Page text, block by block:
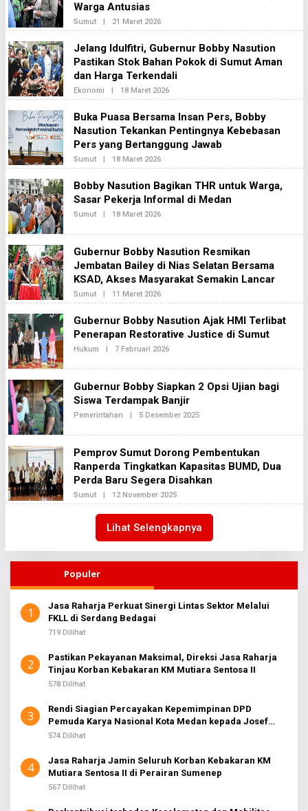
A
K
I
2
Warga Antusias
Sumut | 21 Maret 2026O
L
H
R
E
D
A
K
I
2
Jelang Idulfitri, Gubernur Bobby Nasution
Pastikan Stok Bahan Pokok di Sumut Aman
dan Harga Terkendali
Ekonomi | 18 Maret 2026O
L
H
R
D
K
I
2
Buka Puasa Bersama Insan Pers, Bobby
Nasution Tekankan Pentingnya Kebebasan
Pers yang Bertanggung Jawab
Sumut | 18 Maret 2026O
L
H
R
D
K
S
I
2
Bobby Nasution Bagikan THR untuk Warga,
Sasar Pekerja Informal di Medan
Sumut | 18 Maret 2026O
E
R
E
D
A
S
2
Gubernur Bobby Nasution Resmikan
Jembatan Bailey di Nias Selatan Bersama
KSAD, Akses Masyarakat Semakin Lancar
Sumut | 11 Maret 2026O
L
H
R
D
K
S
I
2
Gubernur Bobby Nasution Ajak HMI Terlibat
Penerapan Restorative Justice di Sumut
Hukum | 7 Februari 2026O
E
R
E
D
A
S
2
Gubernur Bobby Siapkan 2 Opsi Ujian bagi
Siswa Terdampak Banjir
Pemerintahan | 5 Desember 2025O
E
R
E
D
A
S
Pemprov Sumut Dorong Pembentukan
Ranperda Tingkatkan Kapasitas BUMD, Dua
Perda Baru Segera Disahkan
Sumut | 12 November 2025O
L
E
H
R
E
D
A
I
2
Lihat Selengkapnya
Populer
1
Jasa Raharja Perkuat Sinergi Lintas Sektor Melalui
FKLL di Serdang Bedagai
719 Dilihat
2
Pastikan Pekayanan Maksimal, Direksi Jasa Raharja
Tinjau Korban Kebakaran KM Mutiara Sentosa II
578 Dilihat
3
Rendi Siagian Percayakan Kepemimpinan DPD
Pemuda Karya Nasional Kota Medan kepada Josef
Sembiring
574 Dilihat
4
Jasa Raharja Jamin Seluruh Korban Kebakaran KM
Mutiara Sentosa II di Perairan Sumenep
567 Dilihat